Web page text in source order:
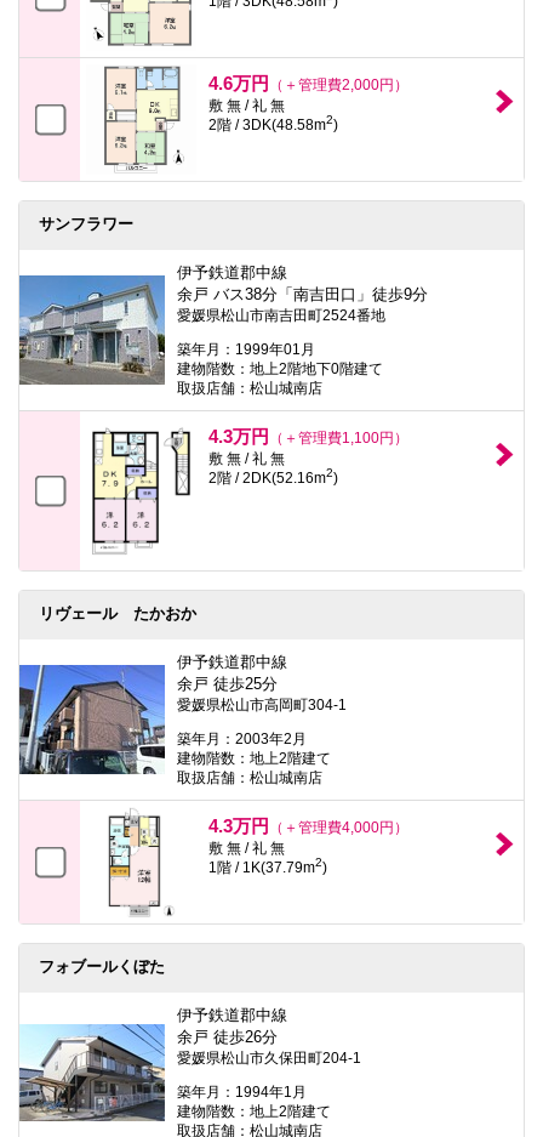
4.6万円
（＋管理費2,000円）
敷 無 / 礼 無
2階 / 3DK(48.58m2)
サンフラワー
伊予鉄道郡中線
余戸 バス38分「南吉田口」徒歩9分
愛媛県松山市南吉田町2524番地
築年月：1999年01月
建物階数：地上2階地下0階建て
取扱店舗：松山城南店
4.3万円
（＋管理費1,100円）
敷 無 / 礼 無
2階 / 2DK(52.16m2)
リヴェール たかおか
伊予鉄道郡中線
余戸 徒歩25分
愛媛県松山市高岡町304-1
築年月：2003年2月
建物階数：地上2階建て
取扱店舗：松山城南店
4.3万円
（＋管理費4,000円）
敷 無 / 礼 無
1階 / 1K(37.79m2)
フォブールくぼた
伊予鉄道郡中線
余戸 徒歩26分
愛媛県松山市久保田町204-1
築年月：1994年1月
建物階数：地上2階建て
取扱店舗：松山城南店